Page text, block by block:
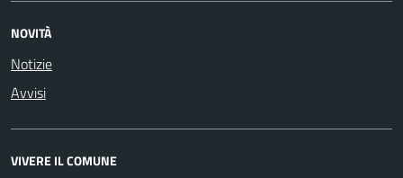
NOVITÀ
Notizie
Avvisi
VIVERE IL COMUNE